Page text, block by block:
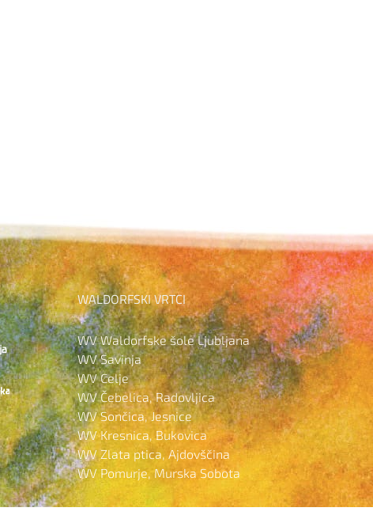
WALDORFSKI VRTCI
WV Waldorfske šole Ljubljana
WV Savinja
WV Celje
WV Čebelica, Radovljica
WV Sončica, Jesnice
WV Kresnica, Bukovica
WV Zlata ptica, Ajdovščina
WV Pomurje, Murska Sobota